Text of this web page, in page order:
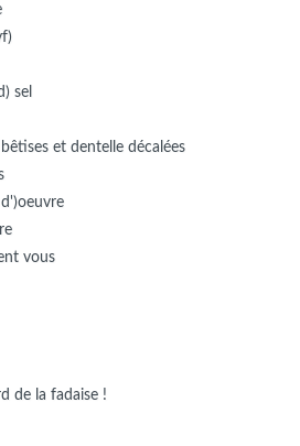
sel
et dentelle décalées
vous
de la fadaise !